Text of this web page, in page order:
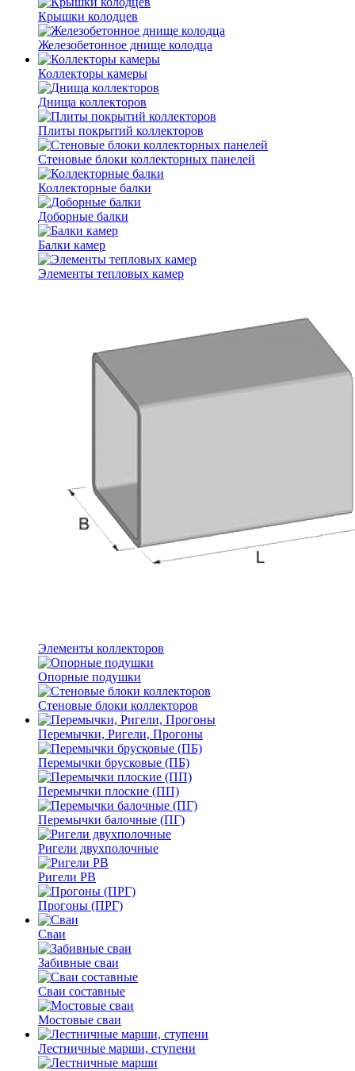
Крышки колодцев
Железобетонное днище колодца
Коллекторы камеры
Днища коллекторов
Плиты покрытий коллекторов
Стеновые блоки коллекторных панелей
Коллекторные балки
Доборные балки
Балки камер
Элементы тепловых камер
Элементы коллекторов
Опорные подушки
Стеновые блоки коллекторов
Перемычки, Ригели, Прогоны
Перемычки брусковые (ПБ)
Перемычки плоские (ПП)
Перемычки балочные (ПГ)
Ригели двухполочные
Ригели РВ
Прогоны (ПРГ)
Сваи
Забивные сваи
Сваи составные
Мостовые сваи
Лестничные марши, ступени